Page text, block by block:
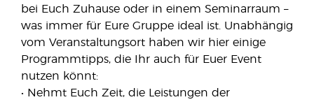
bei Euch Zuhause oder in einem Seminarraum –
was immer für Eure Gruppe ideal ist. Unabhängig
vom Veranstaltungsort haben wir hier einige
Programmtipps, die Ihr auch für Euer Event
nutzen könnt:
• Nehmt Euch Zeit, die Leistungen der